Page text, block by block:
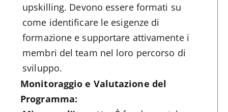
upskilling. Devono essere formati su
come identificare le esigenze di
formazione e supportare attivamente i
membri del team nel loro percorso di
sviluppo.
Monitoraggio e Valutazione del
Programma: